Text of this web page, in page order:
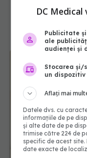
DC
Publicitate
ale
audienței și
Stocarea și/
un dispozitiv
Aflați mai
Datele dvs. cu
informațiile de pe
și alte date de pe
trimise către 224 de
specific de acest
date exacte de